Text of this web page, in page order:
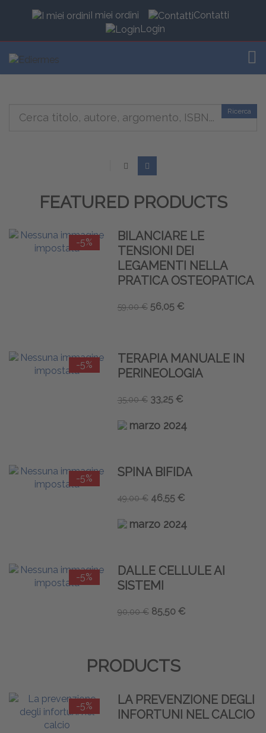
I miei ordini
Contatti
Login
Ricerca
FEATURED PRODUCTS
-5%
BILANCIARE LE
TENSIONI DEI
LEGAMENTI NELLA
PRATICA OSTEOPATICA
59,00 € 56,05 €
-5%
TERAPIA MANUALE IN
PERINEOLOGIA
35,00 € 33,25 €
marzo 2024
-5% SPINA BIFIDA
49,00 € 46,55 €
marzo 2024
-5%
DALLE CELLULE AI
SISTEMI
90,00 € 85,50 €
PRODUCTS
-5%
LA PREVENZIONE DEGLI
INFORTUNI NEL CALCIO